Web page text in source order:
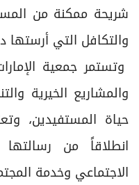
شريحة ممكنة من
والتكافل التي أرستها
وتستمر جمعية
والمشاريع الخيرية
حياة المستفيدين،
انطلاقاً من
الاجتماعي وخدمة